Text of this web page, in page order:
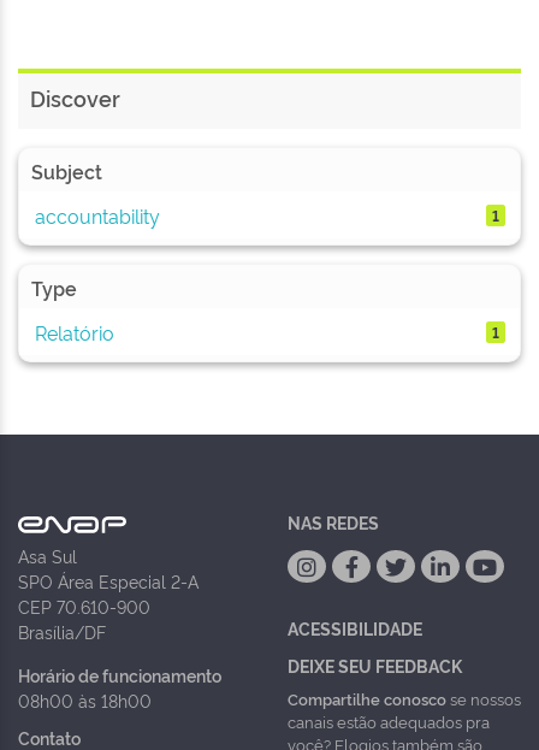
Discover
Subject
accountability
1
Type
Relatório
1
Asa Sul
SPO Área Especial 2-A
CEP 70.610-900
Brasília/DF
Horário de funcionamento
08h00 às 18h00
Contato
NAS REDES
ACESSIBILIDADE
DEIXE SEU FEEDBACK
Compartilhe conoscose nossos
canais estão adequados pra
você? Elogios também são